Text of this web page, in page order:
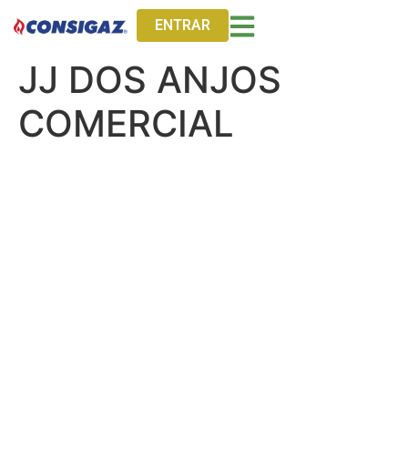
ENTRAR
JJ DOS ANJOS
COMERCIAL